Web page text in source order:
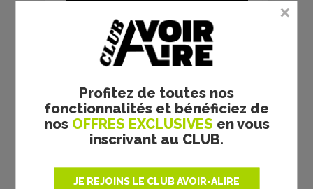
Profitez de toutes nos
fonctionnalités et bénéficiez de
nos OFFRES EXCLUSIVES en vous
inscrivant au CLUB.
JE REJOINS LE CLUB AVOIR-ALIRE